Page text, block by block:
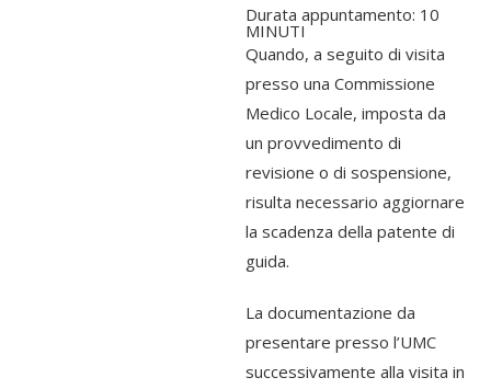
Durata appuntamento: 10
MINUTI
Quando, a seguito di visita
presso una Commissione
Medico Locale, imposta da
un provvedimento di
revisione o di sospensione,
risulta necessario aggiornare
la scadenza della patente di
guida.
La documentazione da
presentare presso l’UMC
successivamente alla visita in